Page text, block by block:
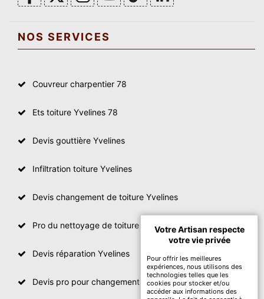
NOS SERVICES
Couvreur charpentier 78
Ets toiture Yvelines 78
Devis gouttière Yvelines
Infiltration toiture Yvelines
Devis changement de toiture Yvelines
Pro du nettoyage de toiture
Devis réparation Yvelines
Devis pro pour changement de toiture Yvelines
Votre Artisan respecte
votre vie privée
Pour offrir les meilleures
expériences, nous utilisons des
technologies telles que les
cookies pour stocker et/ou
accéder aux informations des